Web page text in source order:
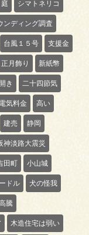
庭 シマトネリコ
ンディング調査
台風１５号 支援金
正月飾り 新紙幣
き 二十四節気
電気料金 高い
建売 静岡
神淡路大震災
田町 小山城
ドル 犬の怪我
騰
木造住宅は弱い